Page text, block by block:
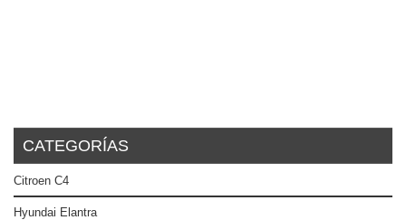
CATEGORÍAS
Citroen C4
Hyundai Elantra